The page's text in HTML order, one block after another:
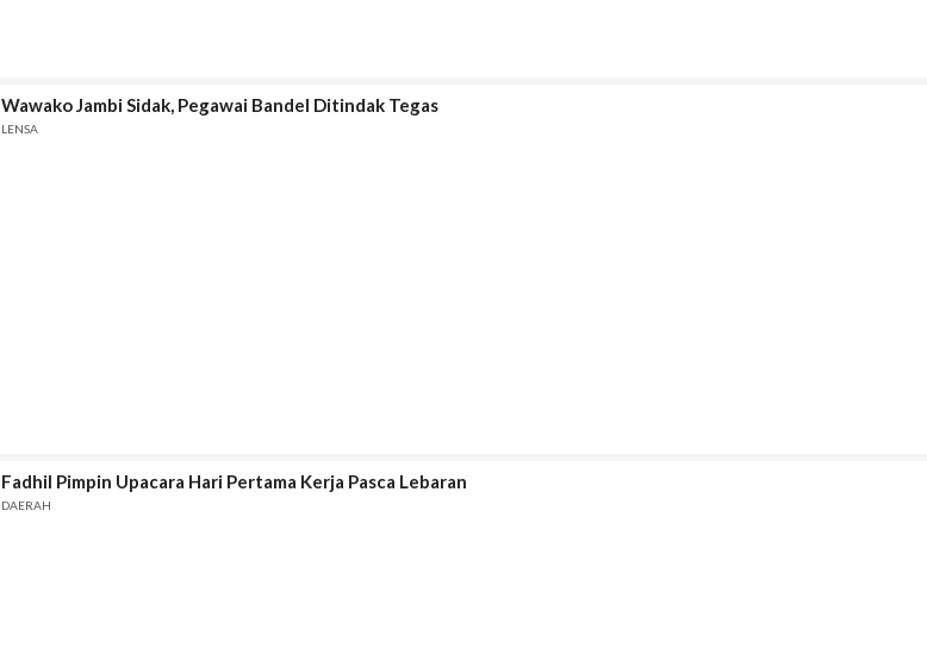
Wawako Jambi Sidak, Pegawai Bandel Ditindak Tegas
LENSA
Fadhil Pimpin Upacara Hari Pertama Kerja Pasca Lebaran
DAERAH